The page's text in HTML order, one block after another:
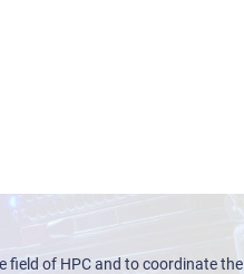
field of HPC and to coordinate the